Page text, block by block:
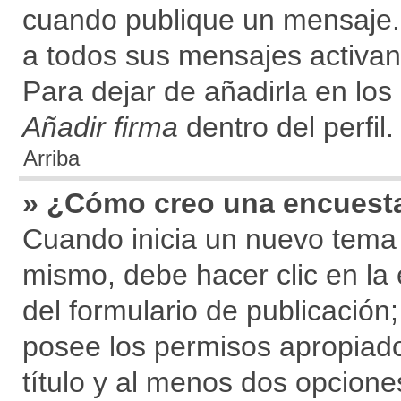
cuando publique un
a todos sus mensajes
Para dejar de añadirla en
Añadir firma dentro del perfil.
Arriba
» ¿Cómo creo una
Cuando inicia un nuevo
mismo, debe hacer clic en
del formulario de
posee los permisos
título y al menos dos